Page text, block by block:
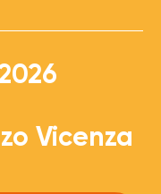
Vicenza